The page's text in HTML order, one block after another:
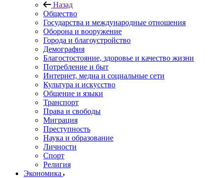
Назад
Общество
Государства и международные отношения
Оборона и вооружение
Города и благоустройство
Демография
Благостостояние, здоровье и качество жизни
Потребление и быт
Интернет, медиа и социальные сети
Культура и искусство
Общение и языки
Транспорт
Права и свободы
Миграция
Преступность
Наука и образование
Личности
Спорт
Религия
Экономика